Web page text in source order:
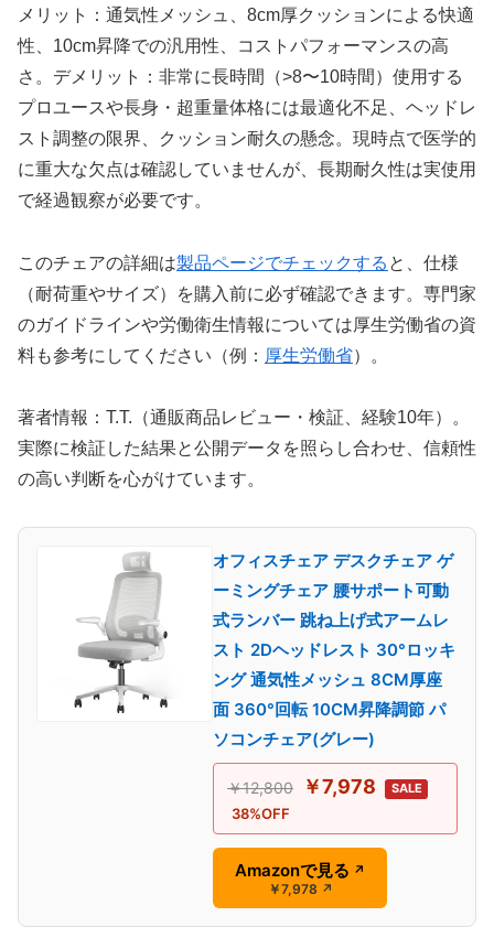
メリット：通気性メッシュ、8cm厚クッションによる快適
性、10cm昇降での汎用性、コストパフォーマンスの高
さ。デメリット：非常に長時間（>8〜10時間）使用する
プロユースや長身・超重量体格には最適化不足、ヘッドレ
スト調整の限界、クッション耐久の懸念。現時点で医学的
に重大な欠点は確認していませんが、長期耐久性は実使用
で経過観察が必要です。
このチェアの詳細は製品ページでチェックする と、仕様
（耐荷重やサイズ）を購入前に必ず確認できます。専門家
のガイドラインや労働衛生情報については厚生労働省の資
料も参考にしてください（例： 厚生労働省）。
著者情報：T.T.（通販商品レビュー・検証、経験10年）。
実際に検証した結果と公開データを照らし合わせ、信頼性
の高い判断を心がけています。
オフィスチェア デスクチェア ゲ
ーミングチェア 腰サポート可動
式ランバー 跳ね上げ式アームレ
スト 2Dヘッドレスト 30°ロッキ
ング 通気性メッシュ 8CM厚座
面 360°回転 10CM昇降調節 パ
ソコンチェア(グレー)
￥12,800 ￥7,978 SALE
38%OFF
Amazonで見る ↗
￥7,978 ↗